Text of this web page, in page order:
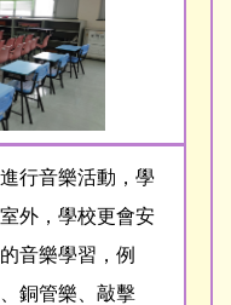
行音樂活動，學
外，學校更會安
音樂學習，例
銅管樂、敲擊